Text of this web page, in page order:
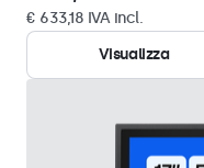
€ 633,18 IVA incl.
Visualizza